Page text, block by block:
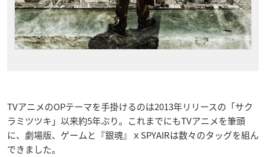
TVアニメのOPテーマを手掛けるのは2013年リリースの「サク
ラミツツキ」以来約5年ぶり。これまでにもTVアニメを筆頭
に、劇場版、ゲームと『銀魂』ｘSPYAIRは数々のタッグを組ん
できました。